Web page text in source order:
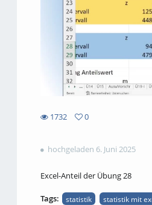
1732
views
0
hochgeladen 6. Juni 2025
Excel-Anteil der Übung 28
Tags: statistik statistik mit